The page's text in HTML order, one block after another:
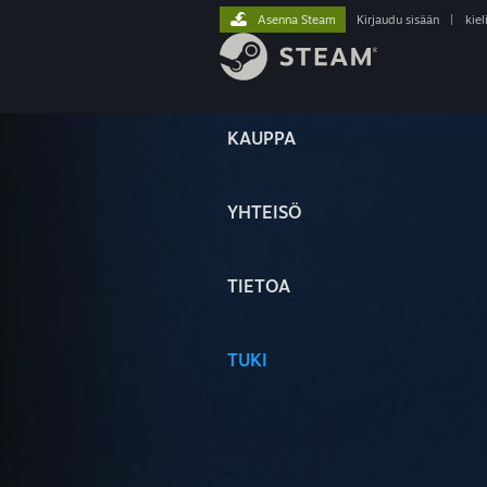
KAUPPA
YHTEISÖ
TIETOA
TUKI
Asenna Steam Kirjaudu sisään kieli